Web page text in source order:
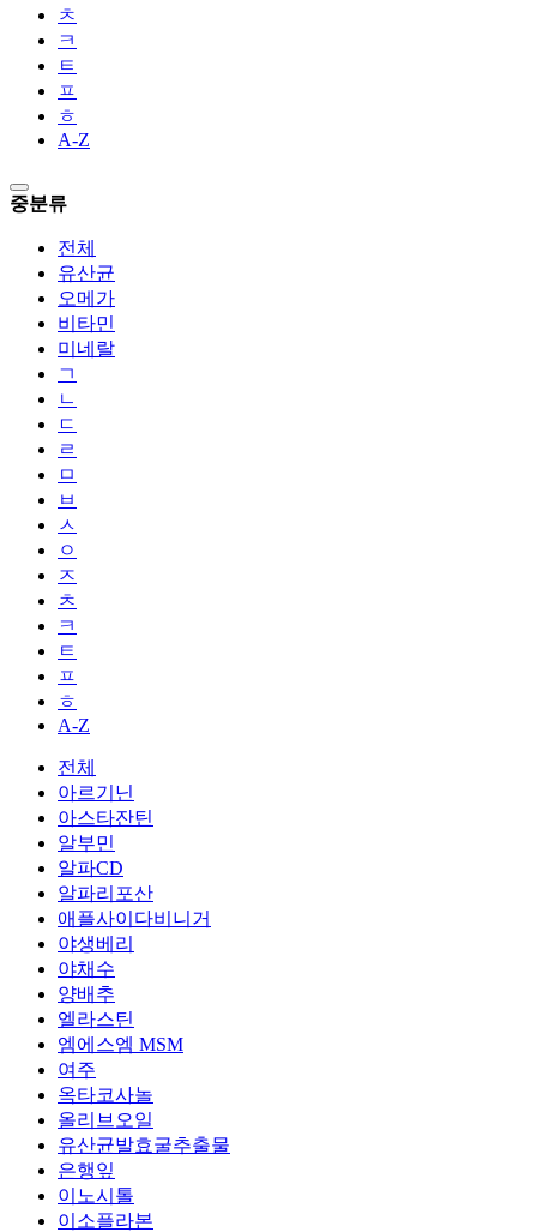
ㅊ
ㅋ
ㅌ
ㅍ
ㅎ
A-Z
중분류
전체
유산균
오메가
비타민
미네랄
ㄱ
ㄴ
ㄷ
ㄹ
ㅁ
ㅂ
ㅅ
ㅇ
ㅈ
ㅊ
ㅋ
ㅌ
ㅍ
ㅎ
A-Z
전체
아르기닌
아스타잔틴
알부민
알파CD
알파리포산
애플사이다비니거
야생베리
야채수
양배추
엘라스틴
엠에스엠 MSM
여주
옥타코사놀
올리브오일
유산균발효굴추출물
은행잎
이노시톨
이소플라본